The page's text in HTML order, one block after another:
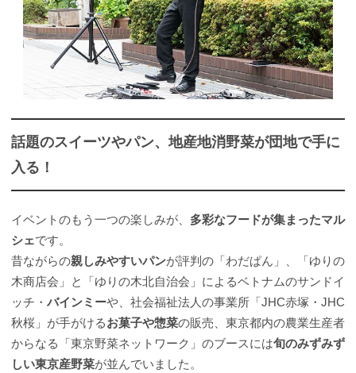
話題のスイーツやパン、地産地消野菜が団地で手に
入る！
イベントのもう一つの楽しみが、 多彩なフードが集まったマル
シェです。
昔ながらの親しみやすいパンが評判の「わだぱん」、「ゆりの
木商店会」と「ゆりの木北自治会」によるベトナムのサンドイ
ッチ・ バインミーや、社会福祉法人の事業所「JHC赤塚・JHC
秋桜」が手がけるお菓子や惣菜の販売、東京都内の農業生産者
からなる「東京野菜ネットワーク」のブースには旬のみずみず
しい東京産野菜が並んでいました。